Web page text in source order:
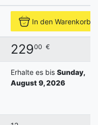
In den Warenkorb
22900 €
Erhalte es bis Sunday,
August 9, 2026